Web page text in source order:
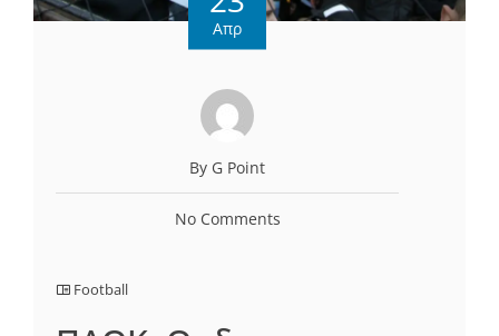
Απρ
By G Point
No Comments
Football